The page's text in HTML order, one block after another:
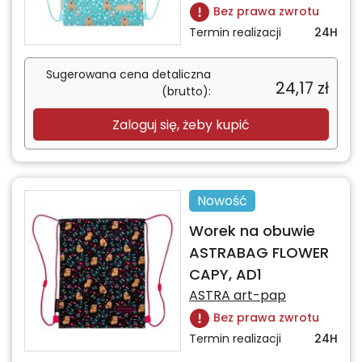
Bez prawa zwrotu
Termin realizacji
24H
Sugerowana cena detaliczna
(brutto):
24,17 zł
Zaloguj się, żeby kupić
Nowość
Worek na obuwie
ASTRABAG FLOWER
CAPY, AD1
ASTRA art-pap
Bez prawa zwrotu
Termin realizacji
24H